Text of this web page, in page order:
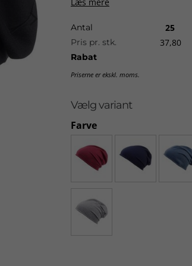
Antal
Pris pr. stk.
Rabat
25
37,80
Priserne er ekskl. moms.
Vælg variant
Farve